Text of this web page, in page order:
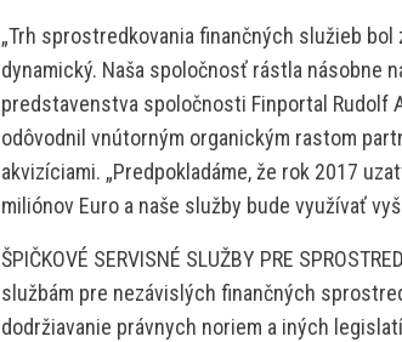
„Trh sprostredkovania finančných služieb
dynamický. Naša spoločnosť rástla násobne
predstavenstva spoločnosti Finportal Rudolf
odôvodnil vnútorným organickým rastom
akvizíciami. „Predpokladáme, že rok 2017
miliónov Euro a naše služby bude využívať
ŠPIČKOVÉ SERVISNÉ SLUŽBY PRE
službám pre nezávislých finančných
dodržiavanie právnych noriem a iných